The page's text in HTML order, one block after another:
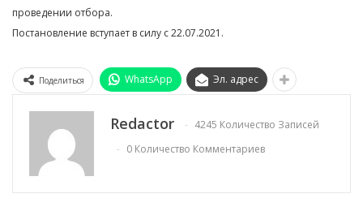
проведении отбора.
Постановление вступает в силу с 22.07.2021.
Поделиться WhatsApp Эл. адрес
Redactor
4245 Количество Записей
0 Количество Комментариев